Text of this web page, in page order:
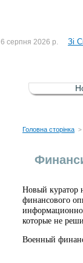
До
6 серпня 2026 р. Зі
5 серпня 2026 р. Зі
4 серпня 2026 р. До
Головна сторінка >
Новый куратор
финансового
которые не
Военный